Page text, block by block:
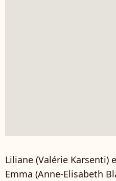
Liliane (Valérie Karsenti)
Emma (Anne-Elisabeth